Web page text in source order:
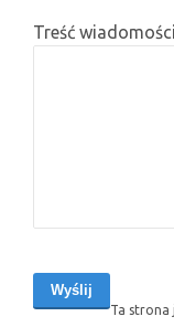
Treść wiadomości
Ta strona